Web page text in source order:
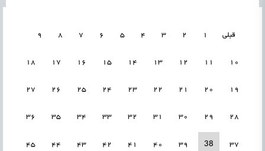
قبلی 1
2
3
4
5
6
7
8
9
10
11
12
13
14
15
16
17
18
19
20
21
22
23
24
25
26
27
28
29
30
31
32
33
34
35
36
37
38
39
40
41
42
43
44
45